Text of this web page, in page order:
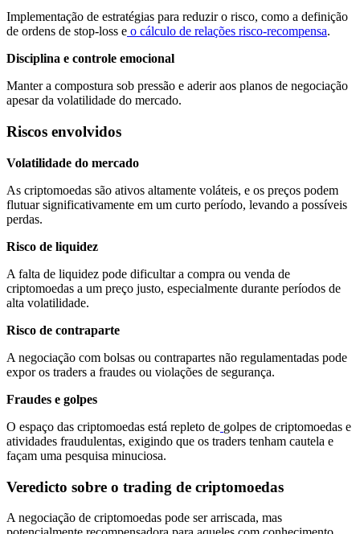
Implementação de estratégias para reduzir o risco, como a definição
de ordens de stop-loss e o cálculo de relações risco-recompensa.
Disciplina e controle emocional
Manter a compostura sob pressão e aderir aos planos de negociação
apesar da volatilidade do mercado.
Riscos envolvidos
Volatilidade do mercado
As criptomoedas são ativos altamente voláteis, e os preços podem
flutuar significativamente em um curto período, levando a possíveis
perdas.
Risco de liquidez
A falta de liquidez pode dificultar a compra ou venda de
criptomoedas a um preço justo, especialmente durante períodos de
alta volatilidade.
Risco de contraparte
A negociação com bolsas ou contrapartes não regulamentadas pode
expor os traders a fraudes ou violações de segurança.
Fraudes e golpes
O espaço das criptomoedas está repleto de golpes de criptomoedas e
atividades fraudulentas, exigindo que os traders tenham cautela e
façam uma pesquisa minuciosa.
Veredicto sobre o trading de criptomoedas
A negociação de criptomoedas pode ser arriscada, mas